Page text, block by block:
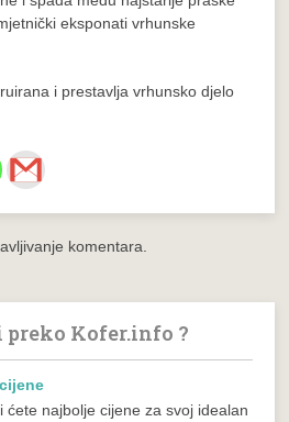
eksponati vrhunske
i prestavlja vrhunsko djelo
komentara.
Kofer.info ?
ćete najbolje cijene za svoj idealan